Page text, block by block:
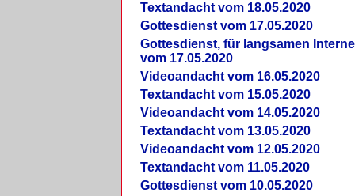
Textandacht vom 18.05.2020
Gottesdienst vom 17.05.2020
Gottesdienst, für langsamen
vom 17.05.2020
Videoandacht vom 16.05.2020
Textandacht vom 15.05.2020
Videoandacht vom 14.05.2020
Textandacht vom 13.05.2020
Videoandacht vom 12.05.2020
Textandacht vom 11.05.2020
Gottesdienst vom 10.05.2020